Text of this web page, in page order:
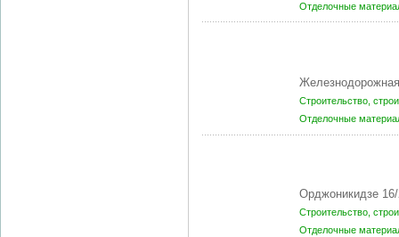
Отделочные
Строительство,
Отделочные
Орджоникидзе
Строительство,
Отделочные